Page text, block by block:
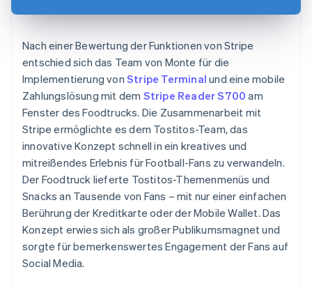
Nach einer Bewertung der Funktionen von Stripe
entschied sich das Team von Monte für die
Implementierung von Stripe Terminal und eine mobile
Zahlungslösung mit dem Stripe Reader S700 am
Fenster des Foodtrucks. Die Zusammenarbeit mit
Stripe ermöglichte es dem Tostitos-Team, das
innovative Konzept schnell in ein kreatives und
mitreißendes Erlebnis für Football-Fans zu verwandeln.
Der Foodtruck lieferte Tostitos-Themenmenüs und
Snacks an Tausende von Fans – mit nur einer einfachen
Berührung der Kreditkarte oder der Mobile Wallet. Das
Konzept erwies sich als großer Publikumsmagnet und
sorgte für bemerkenswertes Engagement der Fans auf
Social Media.